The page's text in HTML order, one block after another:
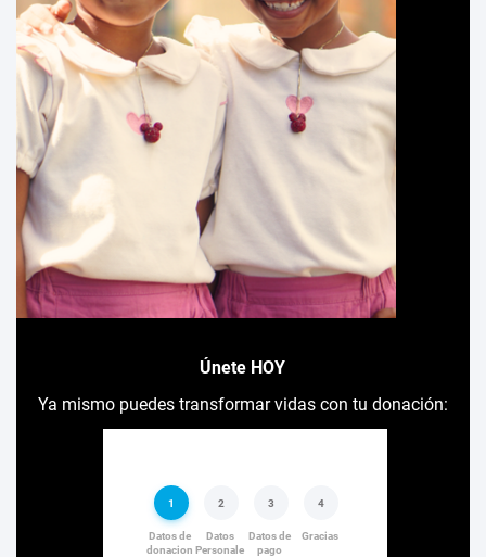
Únete HOY
Ya mismo puedes transformar vidas con tu donación: